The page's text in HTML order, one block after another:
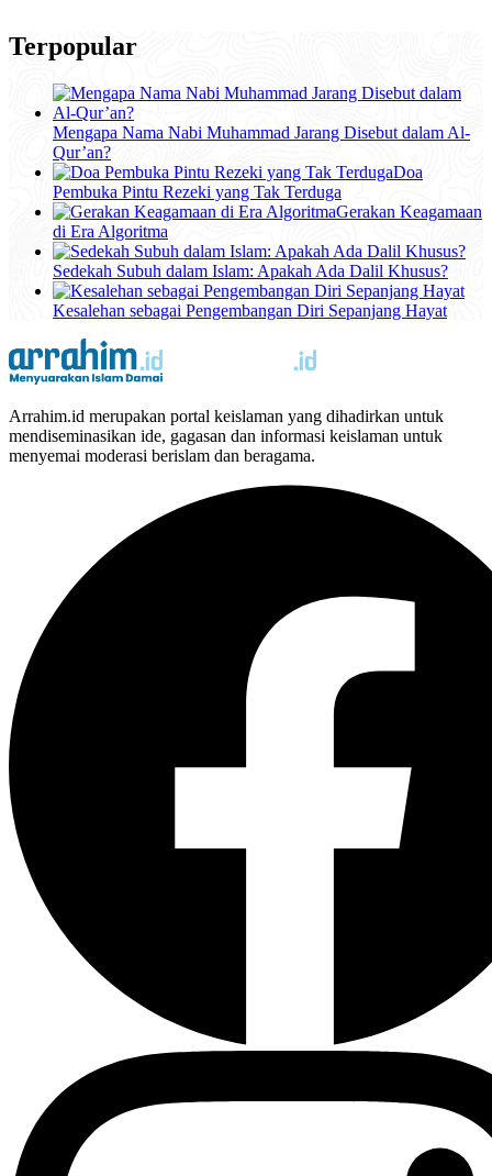
Terpopular
Mengapa Nama Nabi Muhammad Jarang Disebut dalam Al-
Qur’an?
Doa
Pembuka Pintu Rezeki yang Tak Terduga
Gerakan Keagamaan
di Era Algoritma
Sedekah Subuh dalam Islam: Apakah Ada Dalil Khusus?
Kesalehan sebagai Pengembangan Diri Sepanjang Hayat
Arrahim.id merupakan portal keislaman yang dihadirkan untuk
mendiseminasikan ide, gagasan dan informasi keislaman untuk
menyemai moderasi berislam dan beragama.